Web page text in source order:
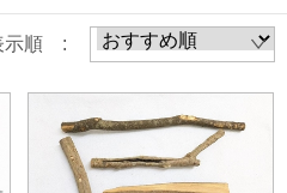
示順 :